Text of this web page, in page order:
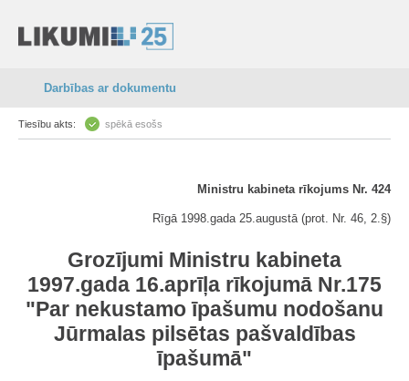
Darbības ar dokumentu
Tiesību akts: spēkā esošs
Ministru kabineta rīkojums Nr. 424
Rīgā 1998.gada 25.augustā (prot. Nr. 46, 2.§)
Grozījumi Ministru kabineta
1997.gada 16.aprīļa rīkojumā Nr.175
"Par nekustamo īpašumu nodošanu
Jūrmalas pilsētas pašvaldības
īpašumā"